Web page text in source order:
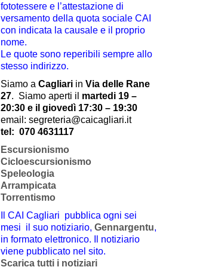
fototessere e l’attestazione di
versamento della quota sociale CAI
con indicata la causale e il proprio
nome.
Le quote sono reperibili sempre allo
stesso indirizzo.
Siamo a Cagliariin Via delle Rane
27. Siamo aperti il martedi 19 –
20:30 e il giovedì 17:30 – 19:30
email: segreteria@caicagliari.it
tel: 070 4631117
Escursionismo
Cicloescursionismo
Speleologia
Arrampicata
Torrentismo
Il CAI Cagliari pubblica ogni sei
mesi il suo notiziario, Gennargentu,
in formato elettronico. Il notiziario
viene pubblicato nel sito.
Scarica tutti i notiziari